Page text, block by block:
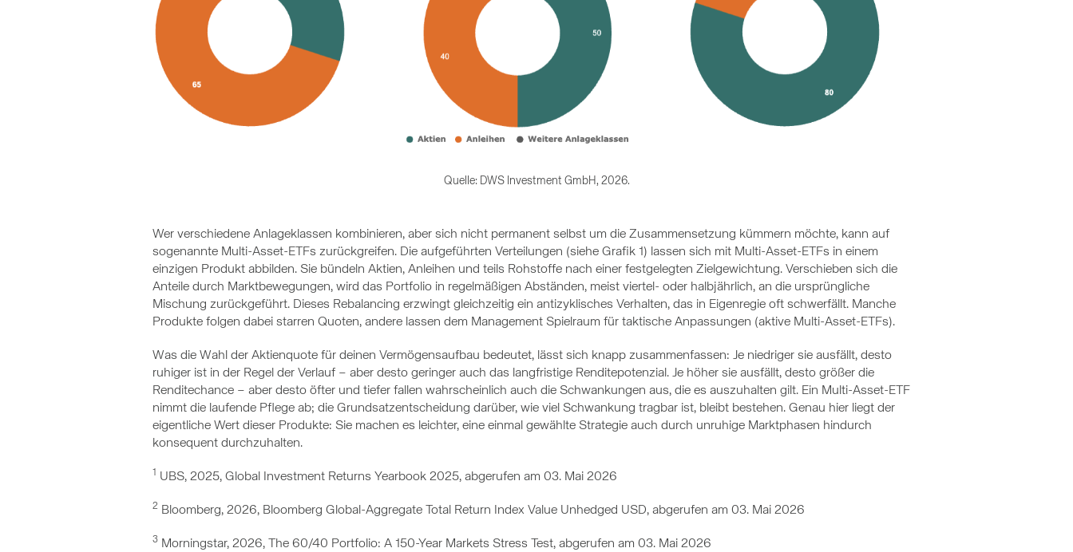
Quelle: DWS Investment GmbH, 2026.
Wer verschiedene Anlageklassen kombinieren, aber sich nicht permanent selbst um die Zusammensetzung kümmern möchte, kann auf
sogenannte Multi-Asset-ETFs zurückgreifen. Die aufgeführten Verteilungen (siehe Grafik 1) lassen sich mit Multi-Asset-ETFs in einem
einzigen Produkt abbilden. Sie bündeln Aktien, Anleihen und teils Rohstoffe nach einer festgelegten Zielgewichtung. Verschieben sich die
Anteile durch Marktbewegungen, wird das Portfolio in regelmäßigen Abständen, meist viertel- oder halbjährlich, an die ursprüngliche
Mischung zurückgeführt. Dieses Rebalancing erzwingt gleichzeitig ein antizyklisches Verhalten, das in Eigenregie oft schwerfällt. Manche
Produkte folgen dabei starren Quoten, andere lassen dem Management Spielraum für taktische Anpassungen (aktive Multi-Asset-ETFs).
Was die Wahl der Aktienquote für deinen Vermögensaufbau bedeutet, lässt sich knapp zusammenfassen: Je niedriger sie ausfällt, desto
ruhiger ist in der Regel der Verlauf – aber desto geringer auch das langfristige Renditepotenzial. Je höher sie ausfällt, desto größer die
Renditechance – aber desto öfter und tiefer fallen wahrscheinlich auch die Schwankungen aus, die es auszuhalten gilt. Ein Multi-Asset-ETF
nimmt die laufende Pflege ab; die Grundsatzentscheidung darüber, wie viel Schwankung tragbar ist, bleibt bestehen. Genau hier liegt der
eigentliche Wert dieser Produkte: Sie machen es leichter, eine einmal gewählte Strategie auch durch unruhige Marktphasen hindurch
konsequent durchzuhalten.
1 UBS, 2025, Global Investment Returns Yearbook 2025, abgerufen am 03. Mai 2026
2 Bloomberg, 2026, Bloomberg Global-Aggregate Total Return Index Value Unhedged USD, abgerufen am 03. Mai 2026
3 Morningstar, 2026, The 60/40 Portfolio: A 150-Year Markets Stress Test, abgerufen am 03. Mai 2026